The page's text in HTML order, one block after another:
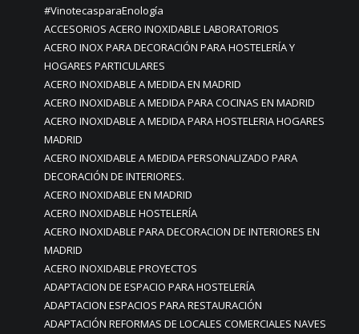
#VinotecasparaEnología
ACCESORIOS ACERO INOXIDABLE LABORATORIOS
ACERO INOX PARA DECORACIÓN PARA HOSTELERÍA Y
HOGARES PARTICULARES
ACERO INOXIDABLE A MEDIDA EN MADRID
ACERO INOXIDABLE A MEDIDA PARA COCINAS EN MADRID
ACERO INOXIDABLE A MEDIDA PARA HOSTELERIA HOGARES
MADRID
ACERO INOXIDABLE A MEDIDA PERSONALIZADO PARA
DECORACIÓN DE INTERIORES.
ACERO INOXIDABLE EN MADRID
ACERO INOXIDABLE HOSTELERÍA
ACERO INOXIDABLE PARA DECORACION DE INTERIORES EN
MADRID
ACERO INOXIDABLE PROYECTOS
ADAPTACION DE ESPACIO PARA HOSTELERÍA
ADAPTACION ESPACIOS PARA RESTAURACIÓN
ADAPTACIÓN REFORMAS DE LOCALES COMERCIALES NAVES